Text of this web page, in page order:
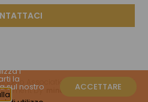
Association. All rights reserved
by
i
la
sul nostro ACCETTARE